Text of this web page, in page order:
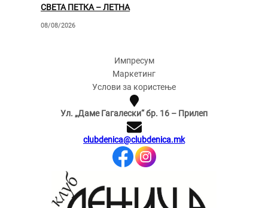
СВЕТА ПЕТКА – ЛЕТНА
08/08/2026
Импресум
Маркетинг
Услови за користење
Ул. „Даме Гагалески“ бр. 16 – Прилеп
clubdenica@clubdenica.mk